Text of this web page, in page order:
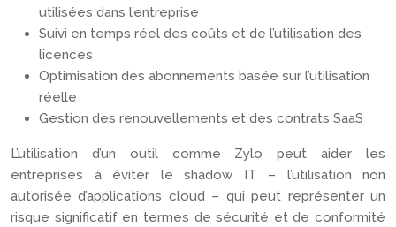
utilisées dans l’entreprise
Suivi en temps réel des coûts et de l’utilisation des
licences
Optimisation des abonnements basée sur l’utilisation
réelle
Gestion des renouvellements et des contrats SaaS
L’utilisation d’un outil comme Zylo peut aider les
entreprises à éviter le shadow IT – l’utilisation non
autorisée d’applications cloud – qui peut représenter un
risque significatif en termes de sécurité et de conformité